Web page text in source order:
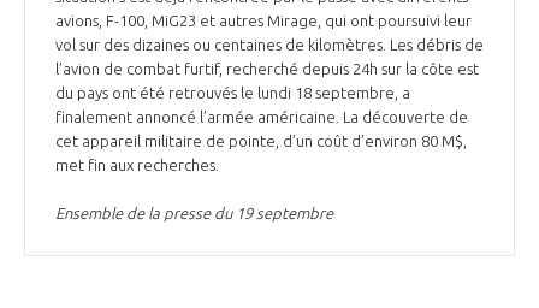
avions, F-100, MiG23 et autres Mirage, qui ont poursuivi leur
vol sur des dizaines ou centaines de kilomètres. Les débris de
l’avion de combat furtif, recherché depuis 24h sur la côte est
du pays ont été retrouvés le lundi 18 septembre, a
finalement annoncé l’armée américaine. La découverte de
cet appareil militaire de pointe, d’un coût d’environ 80 M$,
met fin aux recherches.
Ensemble de la presse du 19 septembre